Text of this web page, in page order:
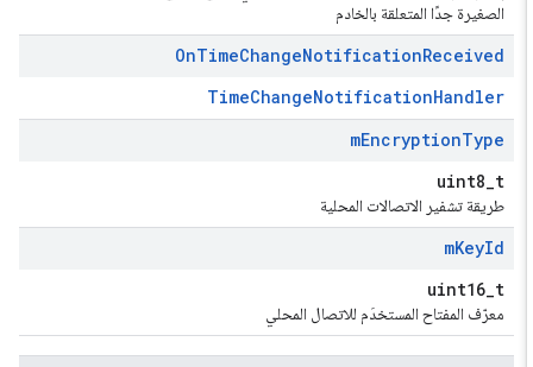
الصغيرة جدًا المتعلقة بالخادم
OnTimeChangeNotificationReceived
TimeChangeNotificationHandler
mEncryptionType
uint8_t
طريقة تشفير الاتصالات المحلية
mKeyId
uint16_t
معرّف المفتاح المستخدَم للاتصال المحلي